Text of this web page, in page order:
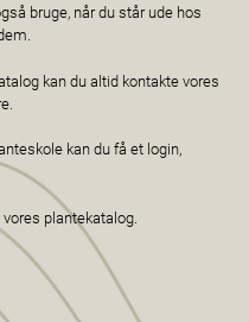
bruge, når du står ude hos
kan du altid kontakte vores
kan du få et login,
plantekatalog.